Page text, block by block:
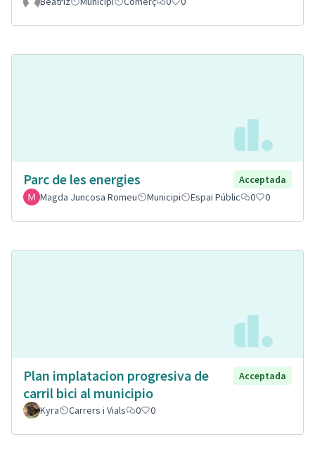
Parc de les energies
Acceptada
Magda Juncosa Romeu
Municipi Espai Públic 0 0
Plan implatacion progresiva de
carril bici al municipio
Acceptada
Kyra Carrers i Vials 0 0